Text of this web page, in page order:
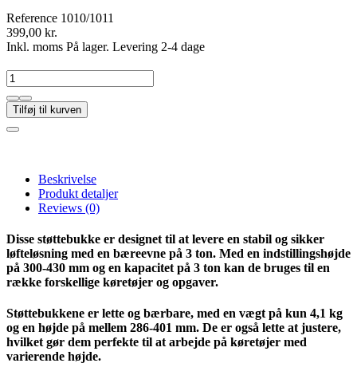
Reference 1010/1011
399,00 kr.
Inkl. moms På lager. Levering 2-4 dage
Tilføj til kurven
Beskrivelse
Produkt detaljer
Reviews (0)
Disse støttebukke er designet til at levere en stabil og sikker
løfteløsning med en bæreevne på 3 ton. Med en indstillingshøjde
på 300-430 mm og en kapacitet på 3 ton kan de bruges til en
række forskellige køretøjer og opgaver.
Støttebukkene er lette og bærbare, med en vægt på kun 4,1 kg
og en højde på mellem 286-401 mm. De er også lette at justere,
hvilket gør dem perfekte til at arbejde på køretøjer med
varierende højde.